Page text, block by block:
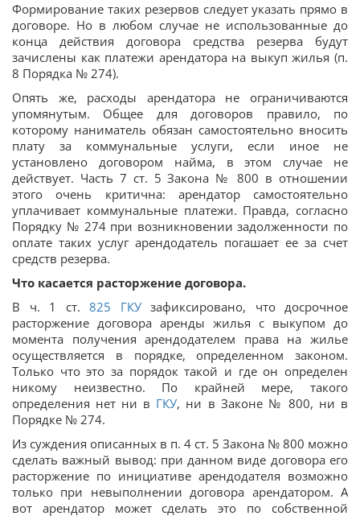
Формирование таких резервов следует указать прямо в
договоре. Но в любом случае не использованные до
конца действия договора средства резерва будут
зачислены как платежи арендатора на выкуп жилья (п.
8 Порядка № 274).
Опять же, расходы арендатора не ограничиваются
упомянутым. Общее для договоров правило, по
которому наниматель обязан самостоятельно вносить
плату за коммунальные услуги, если иное не
установлено договором найма, в этом случае не
действует. Часть 7 ст. 5 Закона № 800 в отношении
этого очень критична: арендатор самостоятельно
уплачивает коммунальные платежи. Правда, согласно
Порядку № 274 при возникновении задолженности по
оплате таких услуг арендодатель погашает ее за счет
средств резерва.
Что касается расторжение договора.
В ч. 1 ст. 825 ГКУзафиксировано, что досрочное
расторжение договора аренды жилья с выкупом до
момента получения арендодателем права на жилье
осуществляется в порядке, определенном законом.
Только что это за порядок такой и где он определен
никому неизвестно. По крайней мере, такого
определения нет ни в ГКУ, ни в Законе № 800, ни в
Порядке № 274.
Из суждения описанных в п. 4 ст. 5 Закона № 800 можно
сделать важный вывод: при данном виде договора его
расторжение по инициативе арендодателя возможно
только при невыполнении договора арендатором. А
вот арендатор может сделать это по собственной